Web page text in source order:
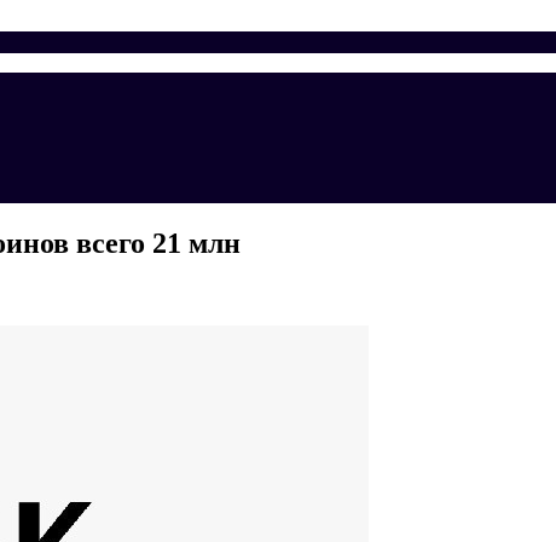
всего 21 млн